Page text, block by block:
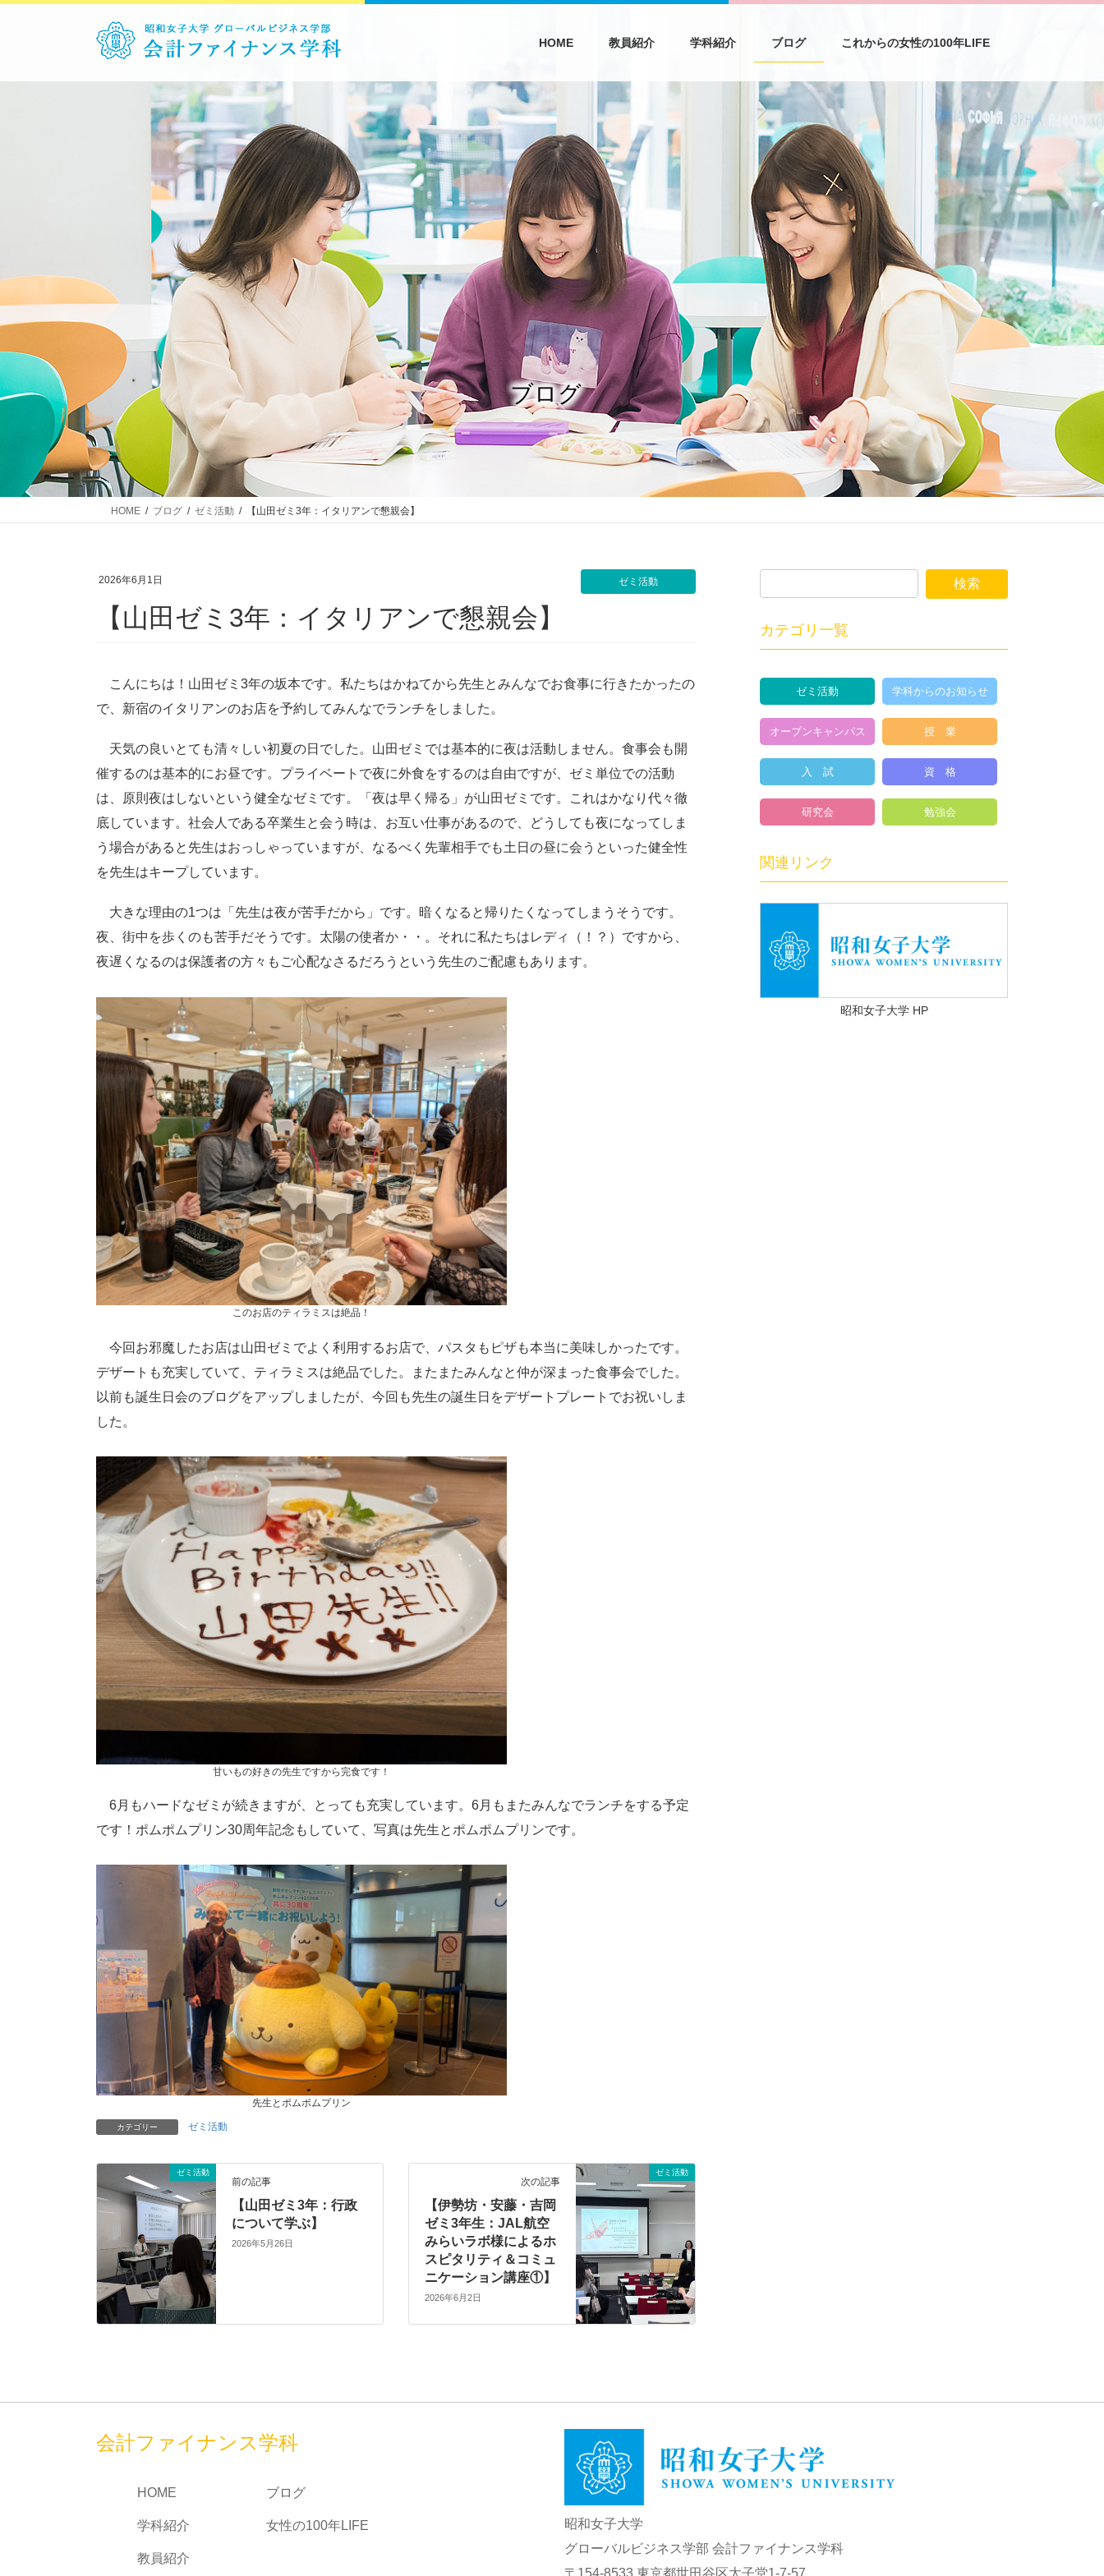
HOME 教員紹介 学科紹介 ブログ これからの女性の100年LIFE
ブログ
HOME ブログ ゼミ活動 【山田ゼミ3年：イタリアンで懇親会】
2026年6月1日 ゼミ活動
【山田ゼミ3年：イタリアンで懇親会】
こんにちは！山田ゼミ3年の坂本です。私たちはかねてから先生とみんなでお食事に行きたかったの
で、新宿のイタリアンのお店を予約してみんなでランチをしました。
天気の良いとても清々しい初夏の日でした。山田ゼミでは基本的に夜は活動しません。食事会も開
催するのは基本的にお昼です。プライベートで夜に外食をするのは自由ですが、ゼミ単位での活動
は、原則夜はしないという健全なゼミです。「夜は早く帰る」が山田ゼミです。これはかなり代々徹
底しています。社会人である卒業生と会う時は、お互い仕事があるので、どうしても夜になってしま
う場合があると先生はおっしゃっていますが、なるべく先輩相手でも土日の昼に会うといった健全性
を先生はキープしています。
大きな理由の1つは「先生は夜が苦手だから」です。暗くなると帰りたくなってしまうそうです。
夜、街中を歩くのも苦手だそうです。太陽の使者か・・。それに私たちはレディ（！？）ですから、
夜遅くなるのは保護者の方々もご心配なさるだろうという先生のご配慮もあります。
このお店のティラミスは絶品！
今回お邪魔したお店は山田ゼミでよく利用するお店で、パスタもピザも本当に美味しかったです。
デザートも充実していて、ティラミスは絶品でした。またまたみんなと仲が深まった食事会でした。
以前も誕生日会のブログをアップしましたが、今回も先生の誕生日をデザートプレートでお祝いしま
した。
甘いもの好きの先生ですから完食です！
6月もハードなゼミが続きますが、とっても充実しています。6月もまたみんなでランチをする予定
です！ポムポムプリン30周年記念もしていて、写真は先生とポムポムプリンです。
先生とポムポムプリン
カテゴリー ゼミ活動
ゼミ活動
前の記事
【山田ゼミ3年：行政
について学ぶ】
2026年5月26日
ゼミ活動
次の記事
【伊勢坊・安藤・吉岡
ゼミ3年生：JAL航空
みらいラボ様によるホ
スピタリティ＆コミュ
ニケーション講座①】
2026年6月2日
カテゴリ一覧
ゼミ活動 学科からのお知らせ
オープンキャンパス 授 業
入 試 資 格
研究会 勉強会
関連リンク
昭和女子大学 HP
会計ファイナンス学科
HOME
学科紹介
教員紹介
ブログ
女性の100年LIFE
昭和女子大学
グローバルビジネス学部 会計ファイナンス学科